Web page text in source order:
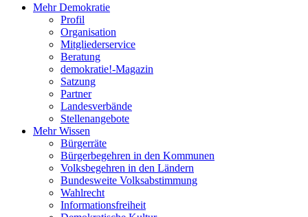
Mehr Demokratie
Profil
Organisation
Mitgliederservice
Beratung
demokratie!-Magazin
Satzung
Partner
Landesverbände
Stellenangebote
Mehr Wissen
Bürgerräte
Bürgerbegehren in den Kommunen
Volksbegehren in den Ländern
Bundesweite Volksabstimmung
Wahlrecht
Informationsfreiheit